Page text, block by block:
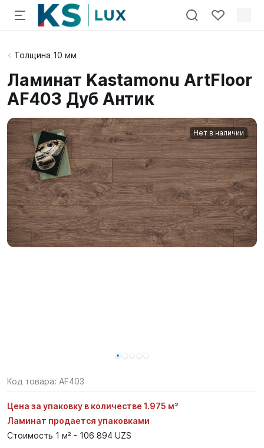
Толщина 10 мм
Ламинат Kastamonu ArtFloor
AF403 Дуб Антик
Нет в наличии
Код товара: AF403
Цена за упаковку в количестве 1.975 м²
Ламинат продается упаковками
Стоимость 1 м² - 106 894 UZS